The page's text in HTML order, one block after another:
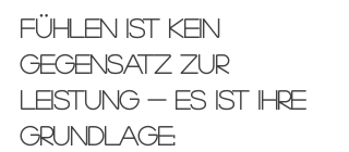
FÜHLEN IST KEIN
GEGENSATZ ZUR
LEISTUNG - ES IST IHRE
GRUNDLAGE: